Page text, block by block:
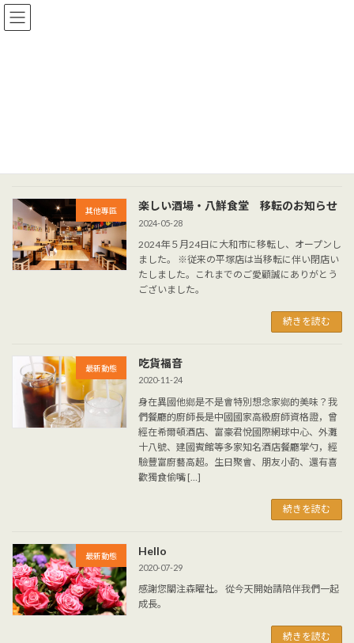
コ
ン
ナ
ビ
其他專區 楽しい酒場・八鮮食堂 移転のお知らせ
2024-05-28
2024年５月24日に大和市に移転し、オープンし
ました。 ※従来の平塚店は当移転に伴い閉店い
たしました。これまでのご愛顧誠にありがとう
ございました。
続きを読む
最新動態 吃貨福音
2020-11-24
身在異國他鄉是不是會特別想念家鄉的美味？我
們餐廳的廚師長是中國國家高級廚師資格證，曾
經在希爾頓酒店、富豪君悅國際網球中心、外灘
十八號、建國賓館等多家知名酒店餐廳掌勺，經
驗豐富廚藝高超。生日聚會、朋友小酌、還有喜
歡獨食偷嘴 […]
続きを読む
最新動態 Hello
2020-07-29
感謝您關注森曜社。 從今天開始請陪伴我們一起
成長。
続きを読む